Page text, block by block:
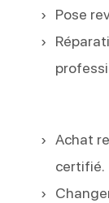
Pose
Achat
certifié.